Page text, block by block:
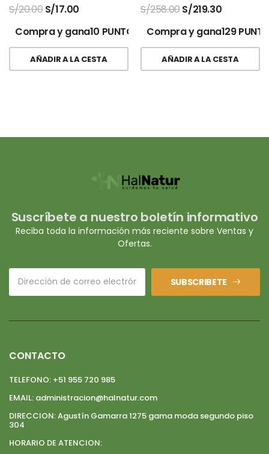
S/20.00 S/17.00
Compra y gana10 PUNTOS!
AÑADIR A LA CESTA
S/258.00S/219.30
Compra y gana129
AÑADIR A LA CESTA
Suscríbete a nuestro boletín informativo
Reciba toda la información más reciente sobre Ventas y
Ofertas.
SUBSCRIBETE
CONTACTO
TELEFONO: +51 955 720 985
EMAIL: administracion@halnatur.com
DIRECCION:Agustín Gamarra 1275 gama moda segundo piso
304
HORARIO DE ATENCION: